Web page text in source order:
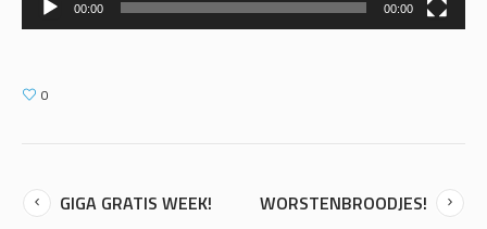
00:00 00:00
0
GIGA GRATIS WEEK! WORSTENBROODJES!